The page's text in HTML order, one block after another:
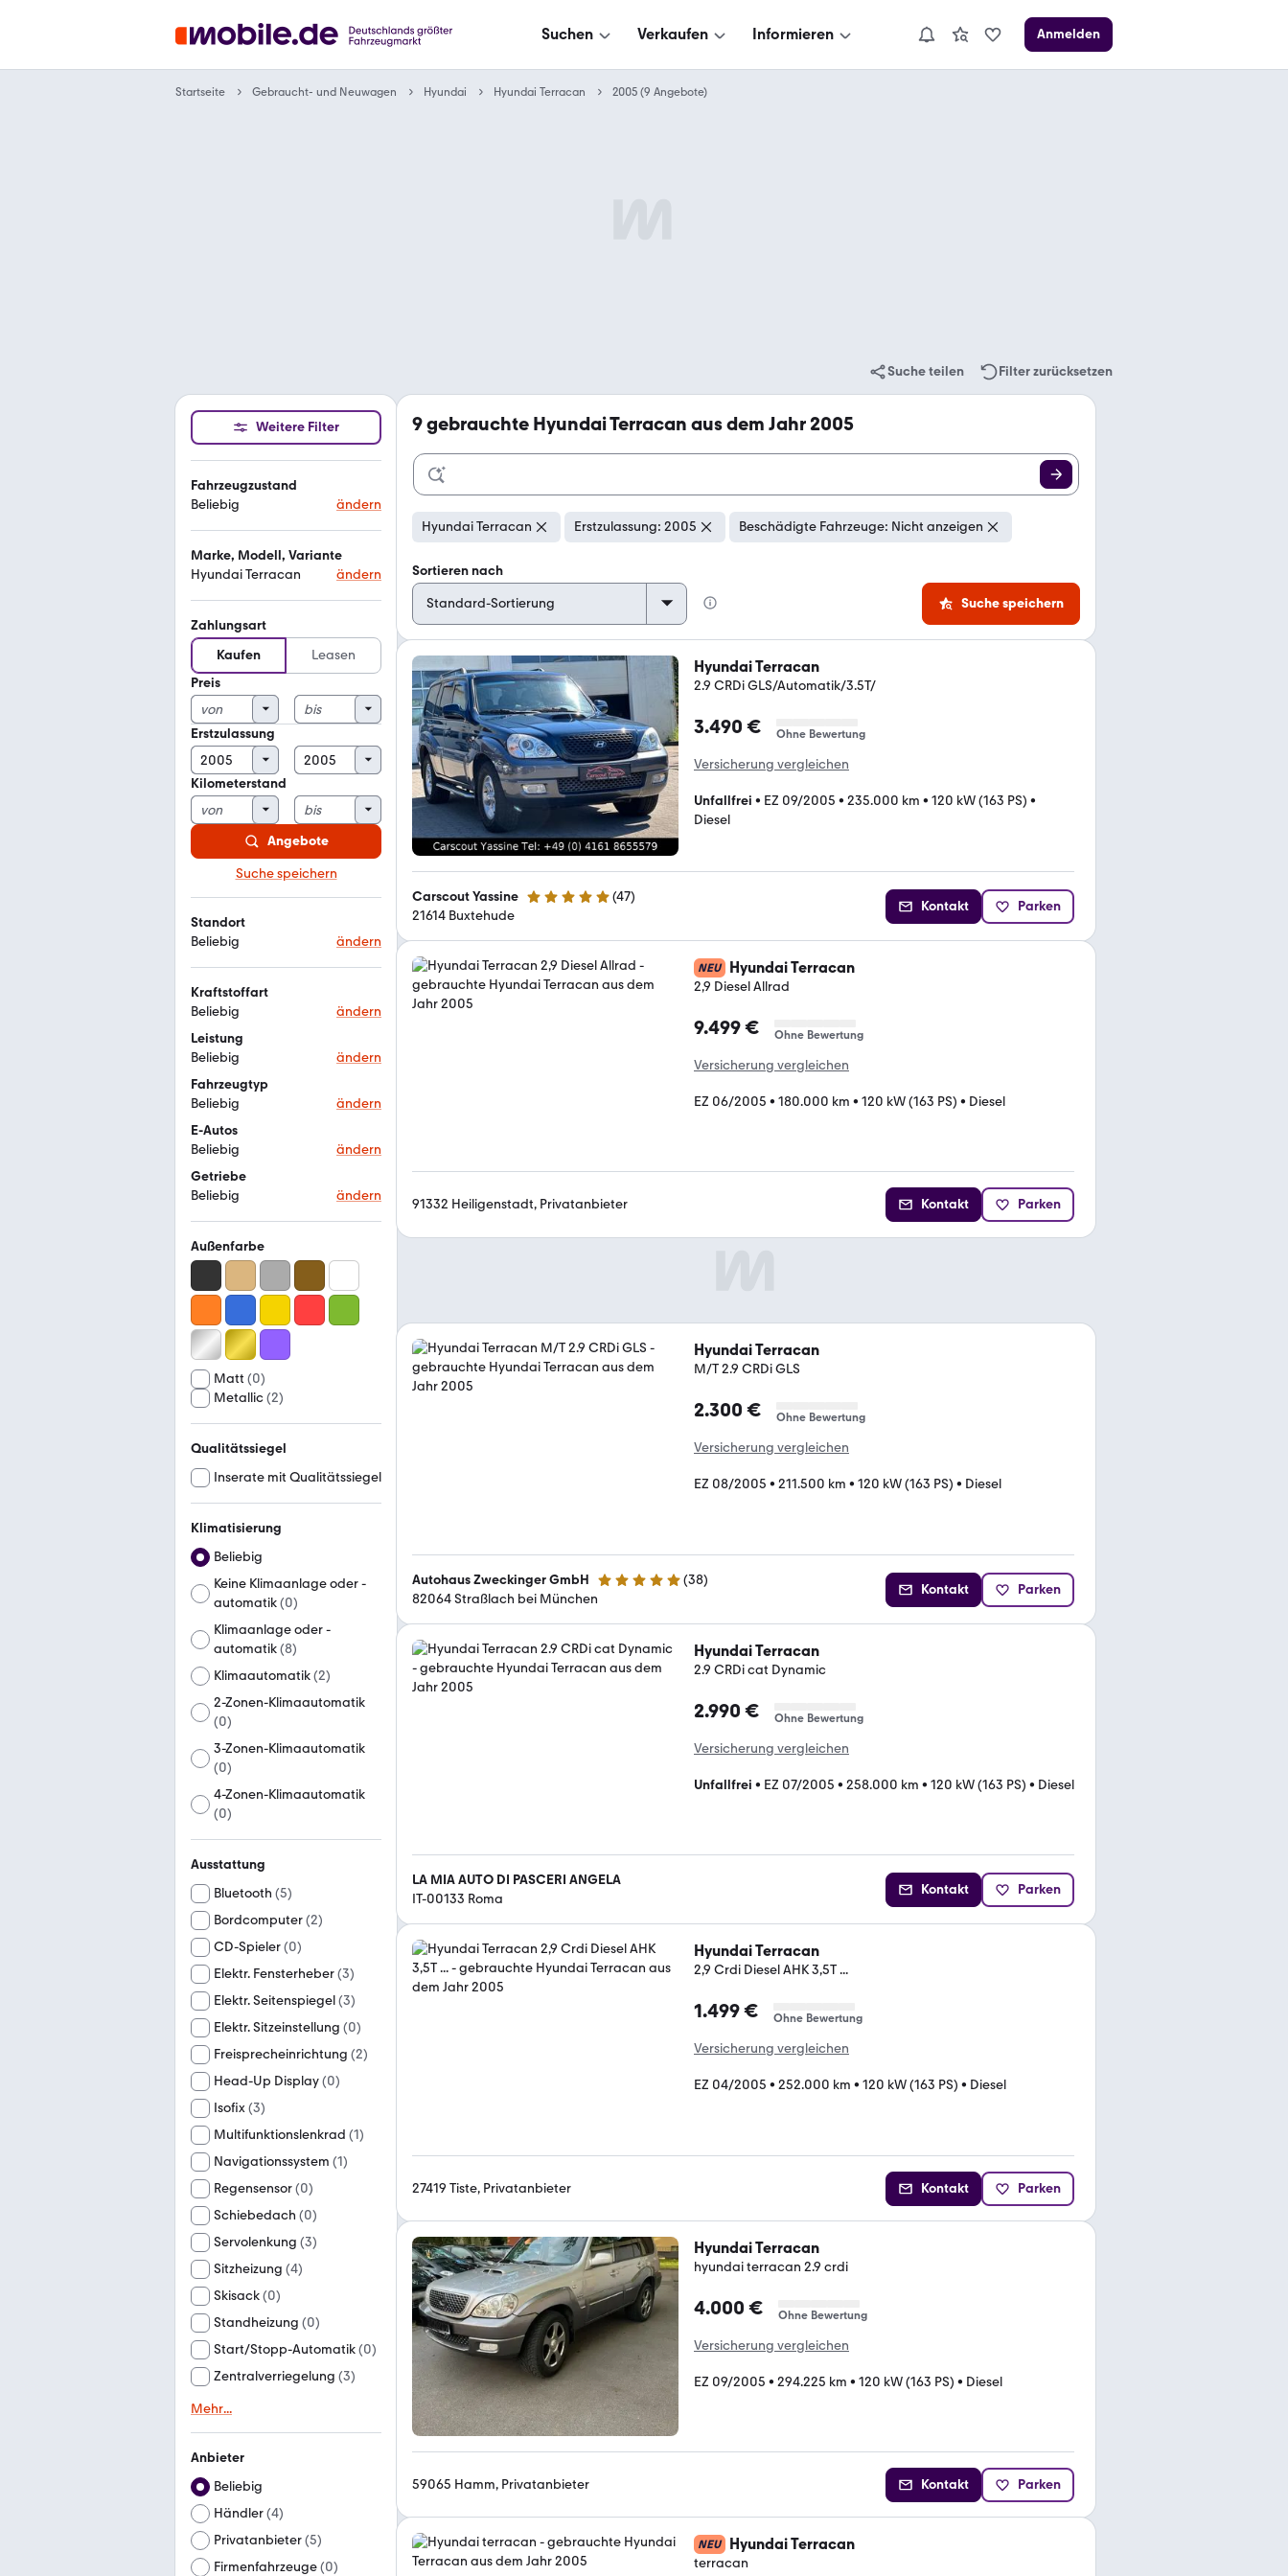
Suchen Verkaufen Informieren Anmelden
Startseite Gebraucht- und Neuwagen Hyundai Hyundai Terracan 2005 (9 Angebote)
Suche teilen Filter zurücksetzen
Weitere Filter
Fahrzeugzustand
Beliebig
ändern
Marke, Modell, Variante
Hyundai Terracan
ändern
Zahlungsart
Kaufen
Leasen
Preis
Erstzulassung
Kilometerstand
Angebote
Suche speichern
Standort
Beliebig
ändern
Kraftstoffart
Beliebig
ändern
Leistung
Beliebig
ändern
Fahrzeugtyp
Beliebig
ändern
E-Autos
Beliebig
ändern
Getriebe
Beliebig
ändern
Außenfarbe
Matt (0)
Metallic(2)
Qualitätssiegel
Inserate mit Qualitätssiegel
Klimatisierung
Beliebig
Keine Klimaanlage oder -
automatik(0)
Klimaanlage oder -
automatik(8)
Klimaautomatik(2)
2-Zonen-Klimaautomatik
(0)
3-Zonen-Klimaautomatik
(0)
4-Zonen-Klimaautomatik
(0)
Ausstattung
Bluetooth (5)
Bordcomputer(2)
CD-Spieler(0)
Elektr. Fensterheber(3)
Elektr. Seitenspiegel(3)
Elektr. Sitzeinstellung (0)
Freisprecheinrichtung (2)
Head-Up Display(0)
Isofix(3)
Multifunktionslenkrad (1)
Navigationssystem (1)
Regensensor(0)
Schiebedach (0)
Servolenkung (3)
Sitzheizung (4)
Skisack(0)
Standheizung (0)
Start/Stopp-Automatik(0)
Zentralverriegelung (3)
Mehr...
Anbieter
Beliebig
Händler(4)
Privatanbieter(5)
Firmenfahrzeuge(0)
9gebrauchte Hyundai Terracan aus dem Jahr 2005
Hyundai Terracan Erstzulassung: 2005 Beschädigte Fahrzeuge: Nicht anzeigen
Sortieren nach
Suche speichern
Hyundai Terracan
2.9 CRDi GLS/Automatik/3.5T/
3.490 € Ohne Bewertung
Versicherung vergleichen
Unfallfrei • EZ 09/2005 • 235.000 km • 120 kW (163 PS) •
Diesel
Carscout Yassine 4.8 Sterne (47)
21614 Buxtehude
Kontakt Parken
NEU Hyundai Terracan
2,9 Diesel Allrad
9.499 € Ohne Bewertung
Versicherung vergleichen
EZ 06/2005 • 180.000 km • 120 kW (163 PS) • Diesel
91332 Heiligenstadt, Privatanbieter Kontakt Parken
Hyundai Terracan
M/T 2.9 CRDi GLS
2.300 € Ohne Bewertung
Versicherung vergleichen
EZ 08/2005 • 211.500 km • 120 kW (163 PS) • Diesel
Autohaus Zweckinger GmbH 4.9 Sterne (38)
82064 Straßlach bei München
Kontakt Parken
Hyundai Terracan
2.9 CRDi cat Dynamic
2.990 € Ohne Bewertung
Versicherung vergleichen
Unfallfrei • EZ 07/2005 • 258.000 km • 120 kW (163 PS) • Diesel
LA MIA AUTO DI PASCERI ANGELA
IT-00133 Roma
Kontakt Parken
Hyundai Terracan
2,9 Crdi Diesel AHK 3,5T ...
1.499 € Ohne Bewertung
Versicherung vergleichen
EZ 04/2005 • 252.000 km • 120 kW (163 PS) • Diesel
27419 Tiste, Privatanbieter Kontakt Parken
Hyundai Terracan
hyundai terracan 2.9 crdi
4.000 € Ohne Bewertung
Versicherung vergleichen
EZ 09/2005 • 294.225 km • 120 kW (163 PS) • Diesel
59065 Hamm, Privatanbieter Kontakt Parken
NEU Hyundai Terracan
terracan